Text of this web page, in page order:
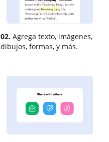
02. Agrega texto, imágenes,
dibujos, formas, y más.